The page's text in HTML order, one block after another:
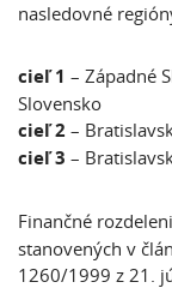
nasledovné
cieľ 1 – Západné
Slovensko
cieľ 2 –
cieľ 3 –
Finančné
stanovených v
1260/1999 z 21.